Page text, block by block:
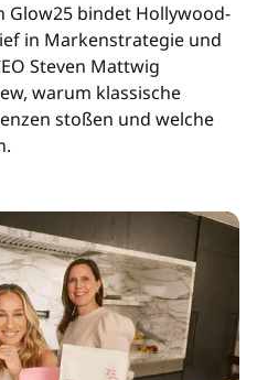
Glow25 bindet Hollywood-
in Markenstrategie und
Steven Mattwig
warum klassische
stoßen und welche